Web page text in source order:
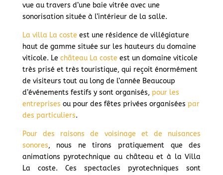
vue au travers d’une baie vitrée avec une
sonorisation située à l’intérieur de la salle.
La villa La coste est une résidence de villégiature
haut de gamme située sur les hauteurs du domaine
viticole. Le château La coste est un domaine viticole
très prisé et très touristique, qui reçoit énormément
de visiteurs tout au long de l’année Beaucoup
d’événements festifs y sont organisés, pour les
entreprises ou pour des fêtes privées organisées par
des particuliers.
Pour des raisons de voisinage et de nuisances
sonores, nous ne tirons pratiquement que des
animations pyrotechnique au château et à la Villa
La coste. Ces spectacles pyrotechniques sont